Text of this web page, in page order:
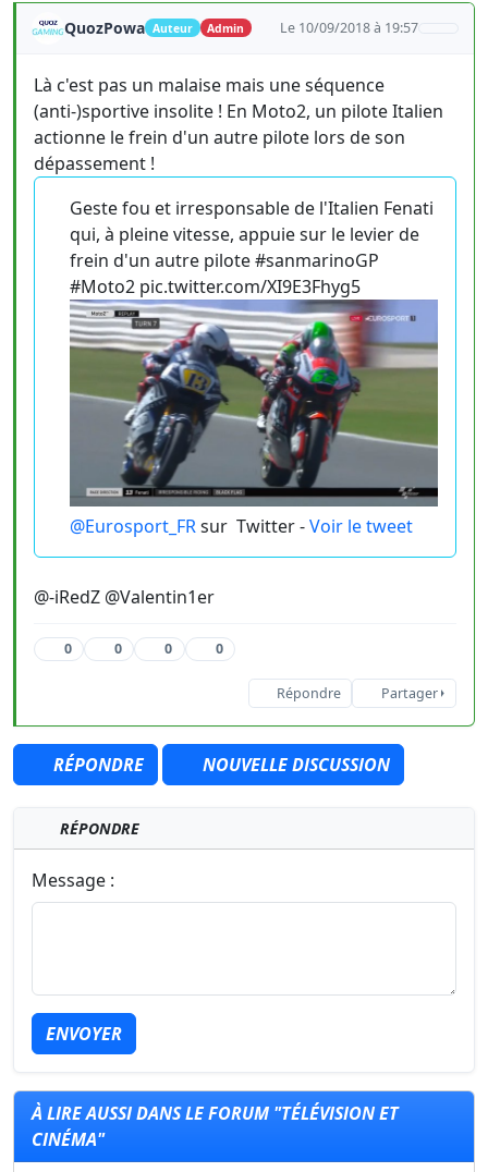
QuozPowa Auteur Admin Le 10/09/2018 à 19:57
Là c'est pas un malaise mais une séquence
(anti-)sportive insolite ! En Moto2, un pilote Italien
actionne le frein d'un autre pilote lors de son
dépassement !
Geste fou et irresponsable de l'Italien Fenati
qui, à pleine vitesse, appuie sur le levier de
frein d'un autre pilote #sanmarinoGP
#Moto2 pic.twitter.com/XI9E3Fhyg5
@Eurosport_FRsur Twitter -Voir le tweet
@-iRedZ @Valentin1er
0 0 0 0
Répondre Partager
RÉPONDRE NOUVELLE DISCUSSION
RÉPONDRE
Message :
ENVOYER
À LIRE AUSSI DANS LE FORUM "TÉLÉVISION ET
CINÉMA"